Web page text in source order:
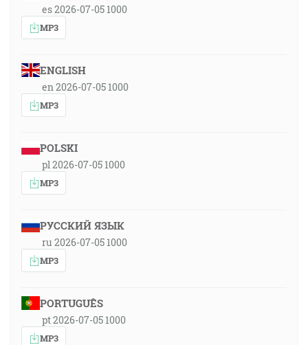
es 2026-07-05 1000
MP3
ENGLISH
en 2026-07-05 1000
MP3
POLSKI
pl 2026-07-05 1000
MP3
РУССКИЙ ЯЗЫК
ru 2026-07-05 1000
MP3
PORTUGUÊS
pt 2026-07-05 1000
MP3